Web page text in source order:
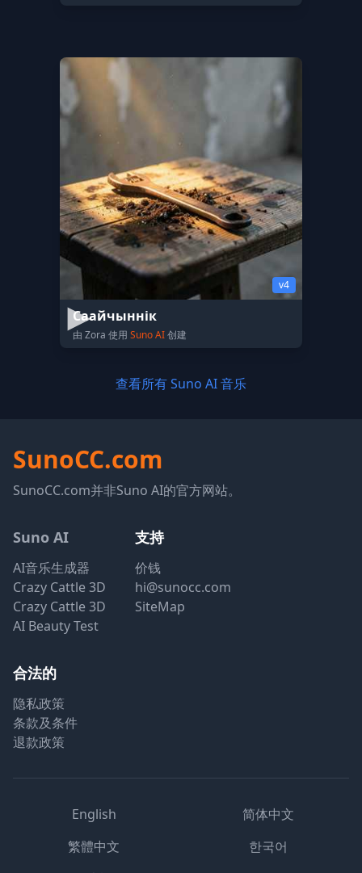
v4
Саайчыннік
由 Zora 使用 Suno AI创建
查看所有 Suno AI 音乐
SunoCC.com
SunoCC.com并非Suno AI的官方网站。
Suno AI
AI音乐生成器
Crazy Cattle 3D
Crazy Cattle 3D
AI Beauty Test
支持
价钱
hi@sunocc.com
SiteMap
合法的
隐私政策
条款及条件
退款政策
English
简体中文
繁體中文
한국어